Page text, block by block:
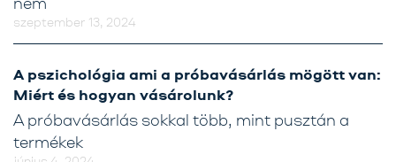
szeptember 13, 2024
A pszichológia ami a próbavásárlás mögött van:
Miért és hogyan vásárolunk?
A próbavásárlás sokkal több, mint pusztán a
termékek